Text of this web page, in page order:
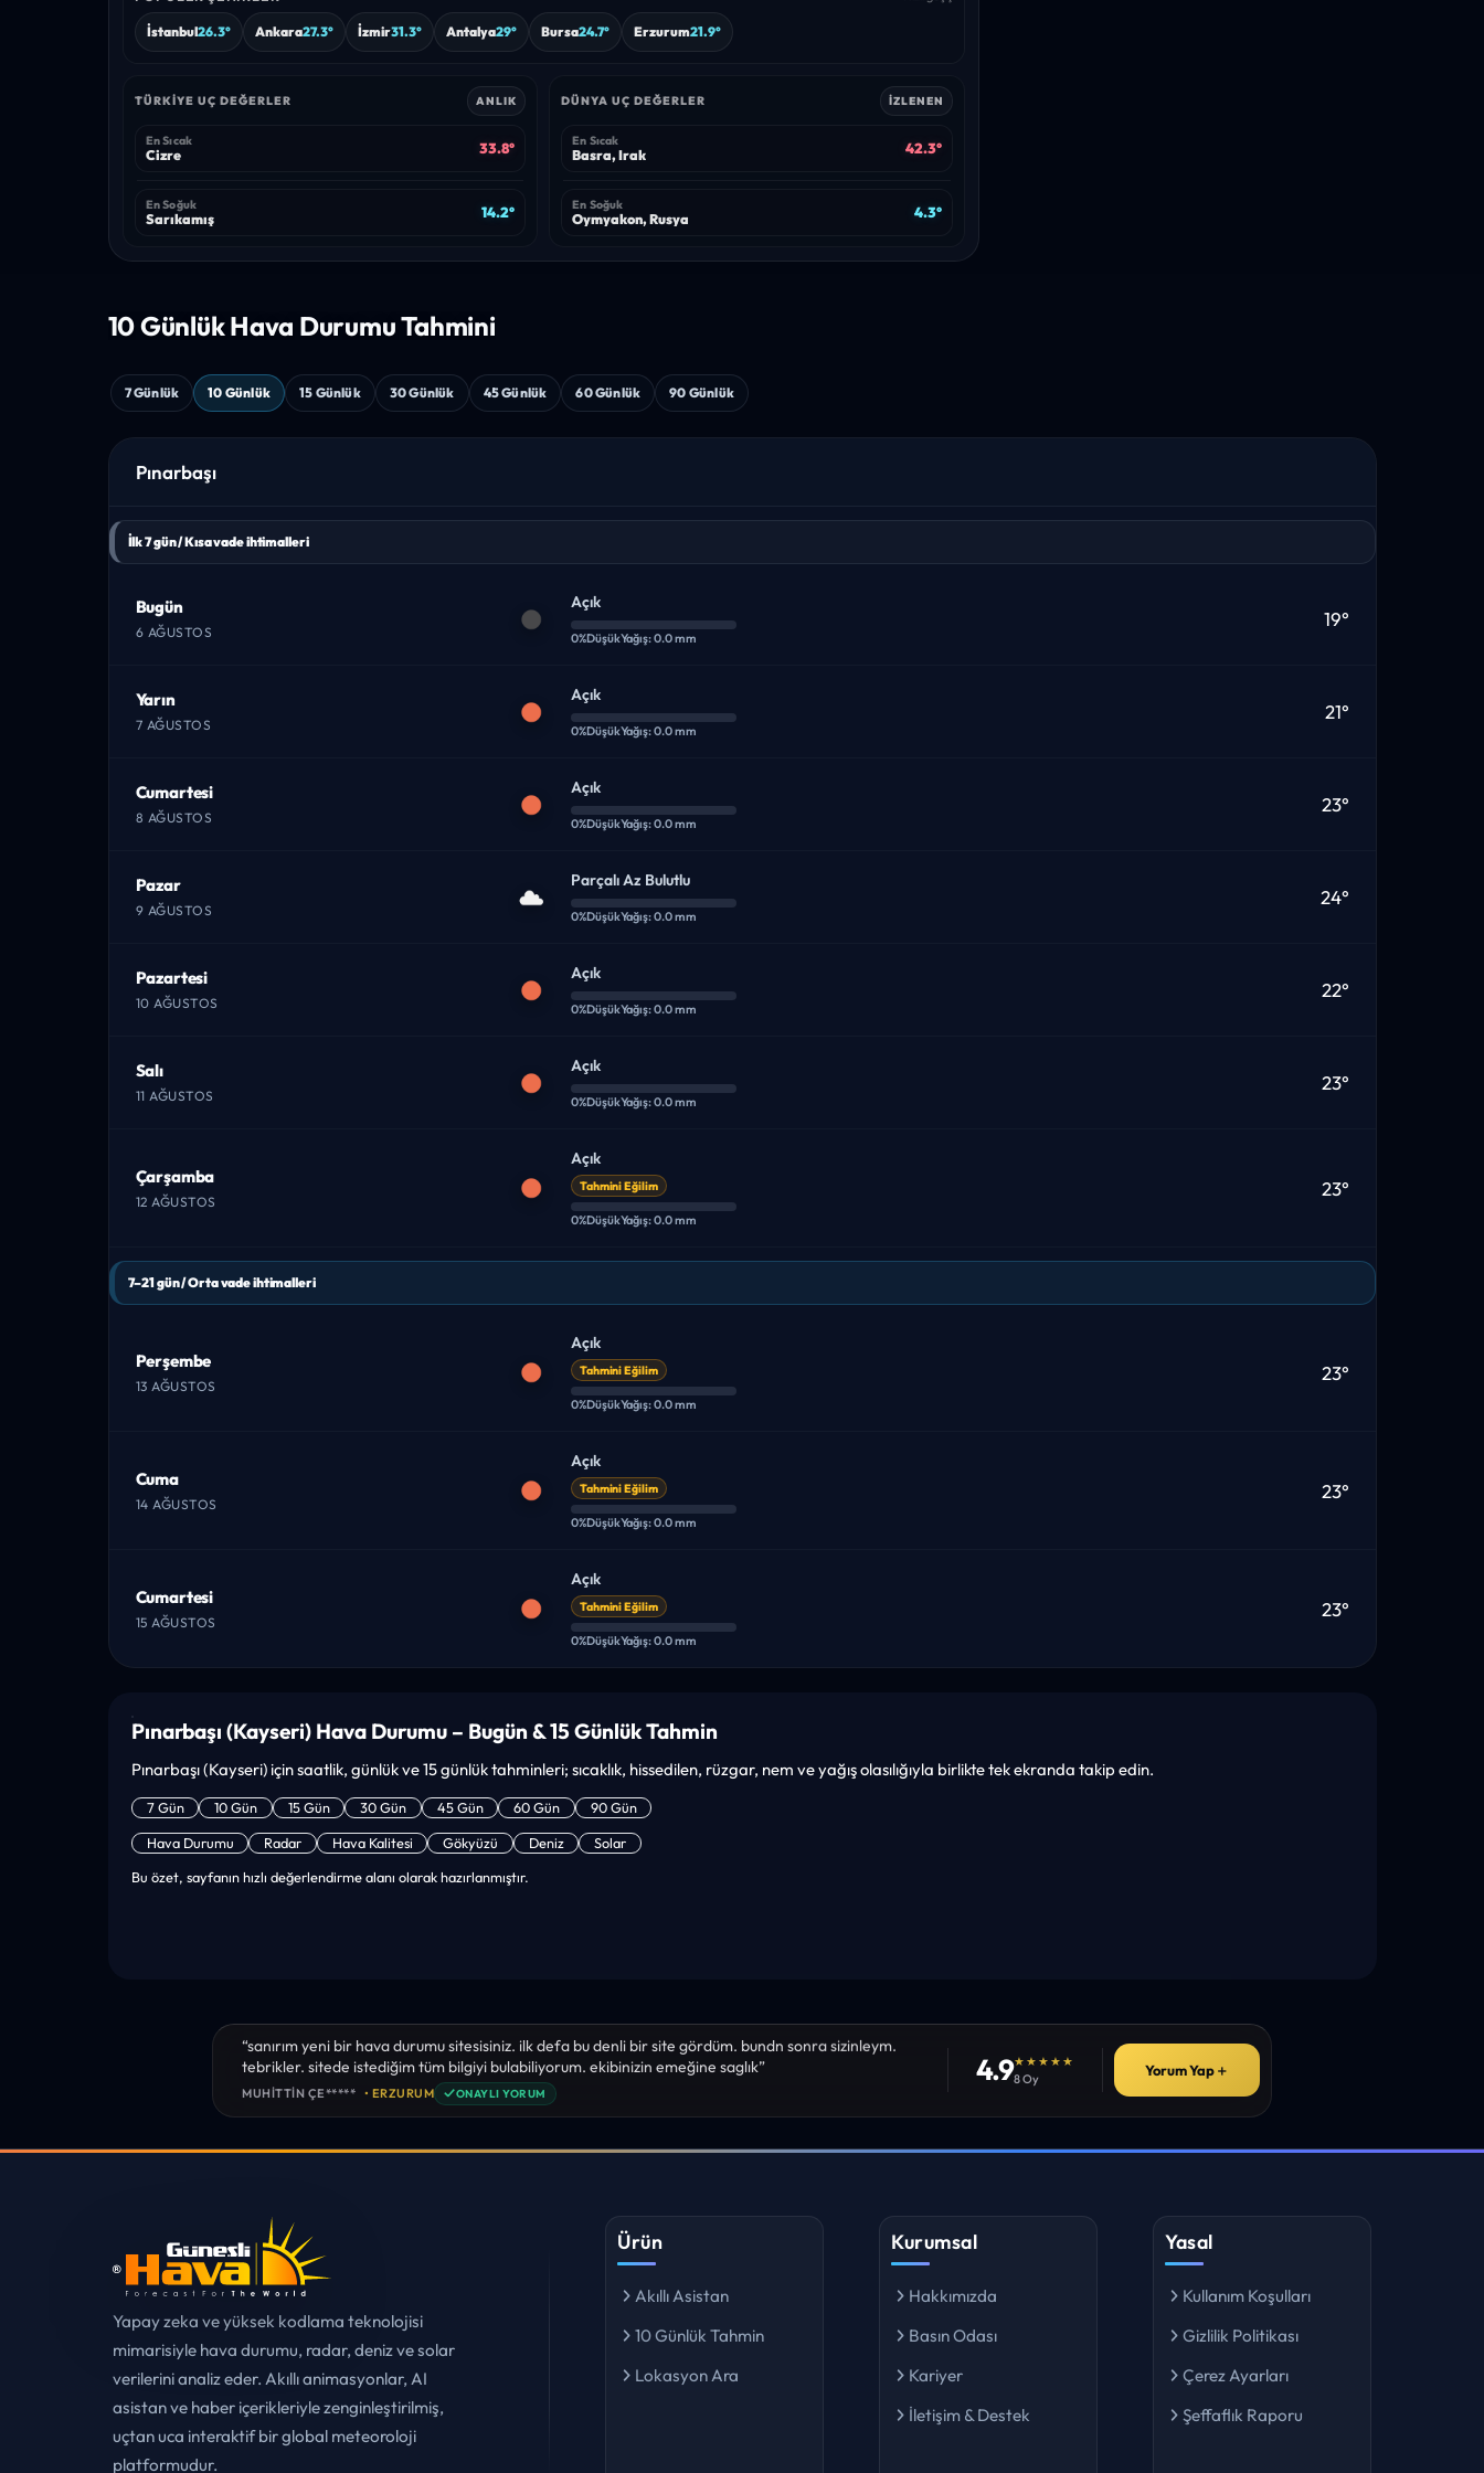
İstanbul26.3° Ankara27.3° İzmir31.3° Antalya29° Bursa24.7° Erzurum21.9°
TÜRKIYE UÇ DEĞERLER ANLIK
En Sıcak
Cizre 33.8°
En Soğuk
Sarıkamış 14.2°
DÜNYA UÇ DEĞERLER İZLENEN
En Sıcak
Basra, Irak 42.3°
En Soğuk
Oymyakon, Rusya 4.3°
10 Günlük Hava Durumu Tahmini
7 Günlük 10 Günlük 15 Günlük 30 Günlük 45 Günlük 60 Günlük 90 Günlük
Pınarbaşı
İlk 7 gün / Kısa vade ihtimalleri
Bugün
6 AĞUSTOS
Açık
0%DüşükYağış: 0.0 mm
19°
Yarın
7 AĞUSTOS
Açık
0%DüşükYağış: 0.0 mm
21°
Cumartesi
8 AĞUSTOS
Açık
0%DüşükYağış: 0.0 mm
23°
Pazar
9 AĞUSTOS
Parçalı Az Bulutlu
0%DüşükYağış: 0.0 mm
24°
Pazartesi
10 AĞUSTOS
Açık
0%DüşükYağış: 0.0 mm
22°
Salı
11 AĞUSTOS
Açık
0%DüşükYağış: 0.0 mm
23°
Çarşamba
12 AĞUSTOS
Açık
Tahmini Eğilim
0%DüşükYağış: 0.0 mm
23°
7–21 gün / Orta vade ihtimalleri
Perşembe
13 AĞUSTOS
Açık
Tahmini Eğilim
0%DüşükYağış: 0.0 mm
23°
Cuma
14 AĞUSTOS
Açık
Tahmini Eğilim
0%DüşükYağış: 0.0 mm
23°
Cumartesi
15 AĞUSTOS
Açık
Tahmini Eğilim
0%DüşükYağış: 0.0 mm
23°
Pınarbaşı (Kayseri) Hava Durumu – Bugün & 15 Günlük Tahmin
Pınarbaşı (Kayseri) için saatlik, günlük ve 15 günlük tahminleri; sıcaklık, hissedilen, rüzgar, nem ve yağış olasılığıyla birlikte tek ekranda takip edin.
7 Gün 10 Gün 15 Gün 30 Gün 45 Gün 60 Gün
90 Gün
Hava Durumu
Radar Hava Kalitesi Gökyüzü Deniz
Solar
Bu özet, sayfanın hızlı değerlendirme alanı olarak hazırlanmıştır.
“sanırım yeni bir hava durumu sitesisiniz. ilk defa bu denli bir site gördüm. bundn sonra sizinleym.
tebrikler. sitede istediğim tüm bilgiyi bulabiliyorum. ekibinizin emeğine saglık”
MUHITTIN ÇE***** • ERZURUM ✓ONAYLI YORUM
4.9★★★★★
8 Oy
Yorum Yap＋
Yapay zeka ve yüksek kodlama teknolojisi
mimarisiyle hava durumu, radar, deniz ve solar
verilerini analiz eder. Akıllı animasyonlar, AI
asistan ve haber içerikleriyle zenginleştirilmiş,
uçtan uca interaktif bir global meteoroloji
platformudur.
Ürün
Akıllı Asistan
10 Günlük Tahmin
Lokasyon Ara
Kurumsal
Hakkımızda
Basın Odası
Kariyer
İletişim & Destek
Yasal
Kullanım Koşulları
Gizlilik Politikası
Çerez Ayarları
Şeffaflık Raporu